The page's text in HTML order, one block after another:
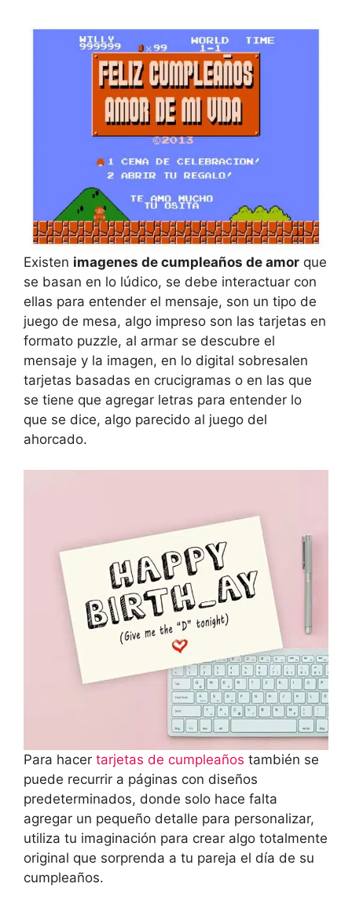
Existen imagenes de cumpleaños de amor que
se basan en lo lúdico, se debe interactuar con
ellas para entender el mensaje, son un tipo de
juego de mesa, algo impreso son las tarjetas en
formato puzzle, al armar se descubre el
mensaje y la imagen, en lo digital sobresalen
tarjetas basadas en crucigramas o en las que
se tiene que agregar letras para entender lo
que se dice, algo parecido al juego del
ahorcado.
Para hacer tarjetas de cumpleaños también se
puede recurrir a páginas con diseños
predeterminados, donde solo hace falta
agregar un pequeño detalle para personalizar,
utiliza tu imaginación para crear algo totalmente
original que sorprenda a tu pareja el día de su
cumpleaños.